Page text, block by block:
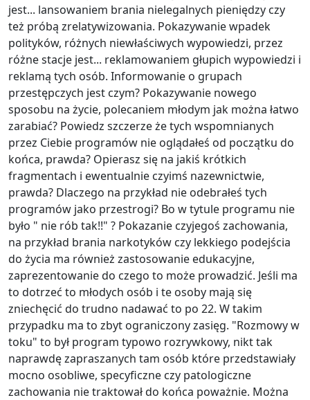
jest... lansowaniem brania nielegalnych pieniędzy czy
też próbą zrelatywizowania. Pokazywanie wpadek
polityków, różnych niewłaściwych wypowiedzi, przez
różne stacje jest... reklamowaniem głupich wypowiedzi i
reklamą tych osób. Informowanie o grupach
przestępczych jest czym? Pokazywanie nowego
sposobu na życie, polecaniem młodym jak można łatwo
zarabiać? Powiedz szczerze że tych wspomnianych
przez Ciebie programów nie oglądałeś od początku do
końca, prawda? Opierasz się na jakiś krótkich
fragmentach i ewentualnie czyimś nazewnictwie,
prawda? Dlaczego na przykład nie odebrałeś tych
programów jako przestrogi? Bo w tytule programu nie
było " nie rób tak!!" ? Pokazanie czyjegoś zachowania,
na przykład brania narkotyków czy lekkiego podejścia
do życia ma również zastosowanie edukacyjne,
zaprezentowanie do czego to może prowadzić. Jeśli ma
to dotrzeć to młodych osób i te osoby mają się
zniechęcić do trudno nadawać to po 22. W takim
przypadku ma to zbyt ograniczony zasięg. "Rozmowy w
toku" to był program typowo rozrywkowy, nikt tak
naprawdę zapraszanych tam osób które przedstawiały
mocno osobliwe, specyficzne czy patologiczne
zachowania nie traktował do końca poważnie. Można